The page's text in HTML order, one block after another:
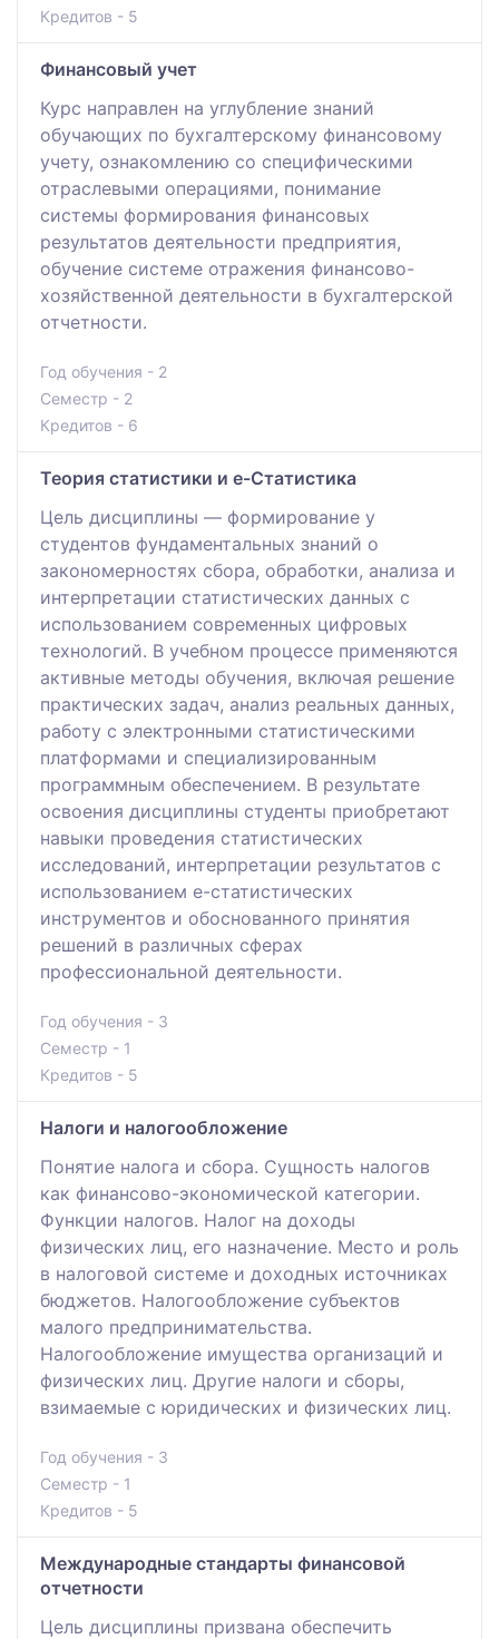
Кредитов - 5
Финансовый учет
Курс направлен на углубление знаний
обучающих по бухгалтерскому финансовому
учету, ознакомлению со специфическими
отраслевыми операциями, понимание
системы формирования финансовых
результатов деятельности предприятия,
обучение системе отражения финансово-
хозяйственной деятельности в бухгалтерской
отчетности.
Год обучения - 2
Семестр - 2
Кредитов - 6
Теория статистики и e-Статистика
Цель дисциплины — формирование у
студентов фундаментальных знаний о
закономерностях сбора, обработки, анализа и
интерпретации статистических данных с
использованием современных цифровых
технологий. В учебном процессе применяются
активные методы обучения, включая решение
практических задач, анализ реальных данных,
работу с электронными статистическими
платформами и специализированным
программным обеспечением. В результате
освоения дисциплины студенты приобретают
навыки проведения статистических
исследований, интерпретации результатов с
использованием e-статистических
инструментов и обоснованного принятия
решений в различных сферах
профессиональной деятельности.
Год обучения - 3
Семестр - 1
Кредитов - 5
Налоги и налогообложение
Понятие налога и сбора. Сущность налогов
как финансово-экономической категории.
Функции налогов. Налог на доходы
физических лиц, его назначение. Место и роль
в налоговой системе и доходных источниках
бюджетов. Налогообложение субъектов
малого предпринимательства.
Налогообложение имущества организаций и
физических лиц. Другие налоги и сборы,
взимаемые с юридических и физических лиц.
Год обучения - 3
Семестр - 1
Кредитов - 5
Международные стандарты финансовой
отчетности
Цель дисциплины призвана обеспечить